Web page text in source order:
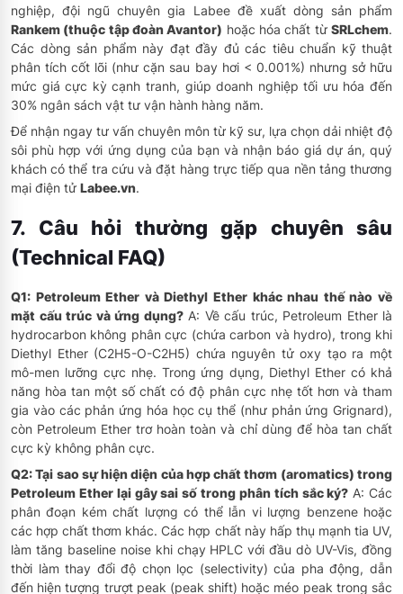
nghiệp, đội ngũ chuyên gia Labee đề xuất dòng sản phẩm
Rankem (thuộc tập đoàn Avantor) hoặc hóa chất từSRLchem.
Các dòng sản phẩm này đạt đầy đủ các tiêu chuẩn kỹ thuật
phân tích cốt lõi (như cặn sau bay hơi < 0.001%) nhưng sở hữu
mức giá cực kỳ cạnh tranh, giúp doanh nghiệp tối ưu hóa đến
30% ngân sách vật tư vận hành hàng năm.
Để nhận ngay tư vấn chuyên môn từ kỹ sư, lựa chọn dải nhiệt độ
sôi phù hợp với ứng dụng của bạn và nhận báo giá dự án, quý
khách có thể tra cứu và đặt hàng trực tiếp qua nền tảng thương
mại điện tử Labee.vn.
7. Câu hỏi thường gặp chuyên sâu
(Technical FAQ)
Q1: Petroleum Ether và Diethyl Ether khác nhau thế nào về
mặt cấu trúc và ứng dụng?A: Về cấu trúc, Petroleum Ether là
hydrocarbon không phân cực (chứa carbon và hydro), trong khi
Diethyl Ether (C2H5-O-C2H5) chứa nguyên tử oxy tạo ra một
mô-men lưỡng cực nhẹ. Trong ứng dụng, Diethyl Ether có khả
năng hòa tan một số chất có độ phân cực nhẹ tốt hơn và tham
gia vào các phản ứng hóa học cụ thể (như phản ứng Grignard),
còn Petroleum Ether trơ hoàn toàn và chỉ dùng để hòa tan chất
cực kỳ không phân cực.
Q2: Tại sao sự hiện diện của hợp chất thơm (aromatics) trong
Petroleum Ether lại gây sai số trong phân tích sắc ký? A: Các
phân đoạn kém chất lượng có thể lẫn vi lượng benzene hoặc
các hợp chất thơm khác. Các hợp chất này hấp thụ mạnh tia UV,
làm tăng baseline noise khi chạy HPLC với đầu dò UV-Vis, đồng
thời làm thay đổi độ chọn lọc (selectivity) của pha động, dẫn
đến hiện tượng trượt peak (peak shift) hoặc méo peak trong sắc